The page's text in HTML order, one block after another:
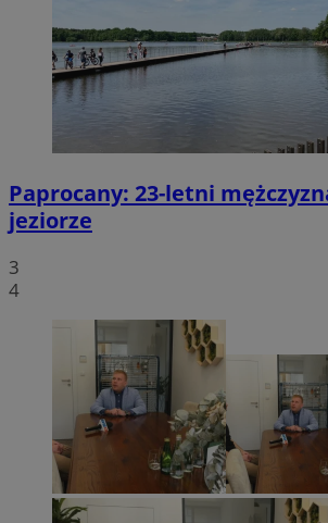
Paprocany: 23-letni
jeziorze
3
4